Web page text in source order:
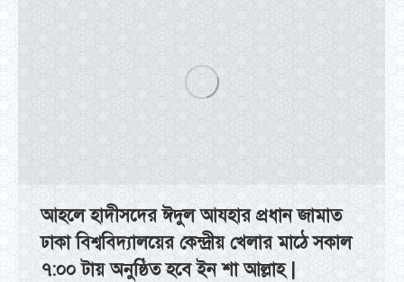
আহলে হাদীসদের ঈদুল আযহার প্রধান জামাত
ঢাকা বিশ্ববিদ্যালয়ের কেন্দ্রীয় খেলার মাঠে সকাল
৭:০০ টায় অনুষ্ঠিত হবে ইন শা আল্লাহ |